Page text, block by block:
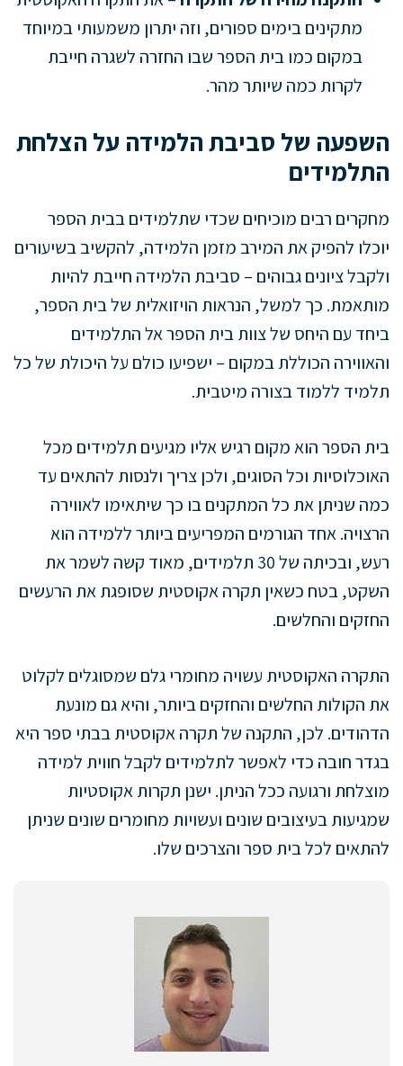
מתקינים בימים ספורים, וזה יתרון משמעותי במיוחד
במקום כמו בית הספר שבו החזרה לשגרה חייבת
לקרות כמה שיותר מהר.
השפעה של סביבת הלמידה על הצלחת
התלמידים
מחקרים רבים מוכיחים שכדי שתלמידים בבית הספר
יוכלו להפיק את המירב מזמן הלמידה, להקשיב בשיעורים
ולקבל ציונים גבוהים – סביבת הלמידה חייבת להיות
מותאמת. כך למשל, הנראות הויזואלית של בית הספר,
ביחד עם היחס של צוות בית הספר אל התלמידים
והאווירה הכוללת במקום – ישפיעו כולם על היכולת של כל
תלמיד ללמוד בצורה מיטבית.
בית הספר הוא מקום רגיש אליו מגיעים תלמידים מכל
האוכלוסיות וכל הסוגים, ולכן צריך ולנסות להתאים עד
כמה שניתן את כל המתקנים בו כך שיתאימו לאווירה
הרצויה. אחד הגורמים המפריעים ביותר ללמידה הוא
רעש, ובכיתה של 30 תלמידים, מאוד קשה לשמר את
השקט, בטח כשאין תקרה אקוסטית שסופגת את הרעשים
החזקים והחלשים.
התקרה האקוסטית עשויה מחומרי גלם שמסוגלים לקלוט
את הקולות החלשים והחזקים ביותר, והיא גם מונעת
הדהודים. לכן, התקנה של תקרה אקוסטית בבתי ספר היא
בגדר חובה כדי לאפשר לתלמידים לקבל חווית למידה
מוצלחת ורגועה ככל הניתן. ישנן תקרות אקוסטיות
שמגיעות בעיצובים שונים ועשויות מחומרים שונים שניתן
להתאים לכל בית ספר והצרכים שלו.